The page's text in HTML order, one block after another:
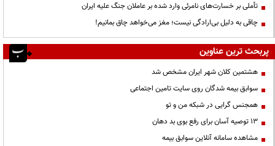
تأملی بر خسارت‌های نامرئی وارد شده بر عاملان جنگ علیه ایران
چاقی به دلیل بی‌ارادگی نیست؛ مغز می‌خواهد چاق بمانیم!
پربحث ترین عناوین
هشتمین کلان شهر ایران مشخص شد
سوابق بیمه شدگان روی سایت تامین اجتماعی
همجنس گرایی در شبکه من و تو
13 توصیه آسان برای رفع بوی بد دهان
مشاهده سامانه آنلاين سوابق بیمه